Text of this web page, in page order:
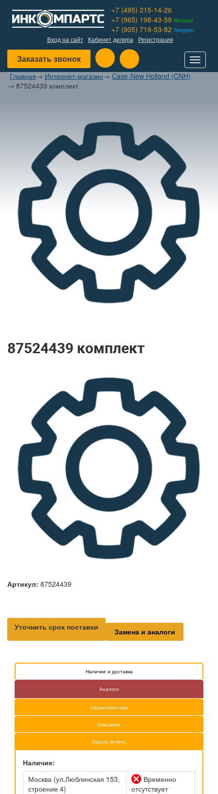
+7 (495) 215-14-26
+7 (965) 198-43-59 Whatsap
+7 (905) 719-53-82 Telegram
Вход на сайт Кабинет дилера Регистрация
Заказать звонок
Toggle
Главная→ Интернет-магазин→ Case-New Holland (CNH)
→ 87524439 комплект
87524439 комплект
Артикул: 87524439
Уточнить срок поставки Замена и аналоги
Наличие и доставка
Аналоги
Характеристики
Описание
Задать вопрос
Наличие:
Москва (ул.Люблинская 153,
строение 4)
Временно
отсутствует